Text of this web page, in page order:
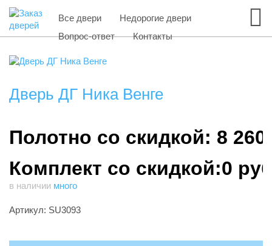
Все двери
Недорогие двери
Вопрос-ответ
Контакты
Дверь ДГ Ника Венге
Полотно со скидкой: 8 260
Комплект со скидкой:0
в наличии много
Артикул: SU3093